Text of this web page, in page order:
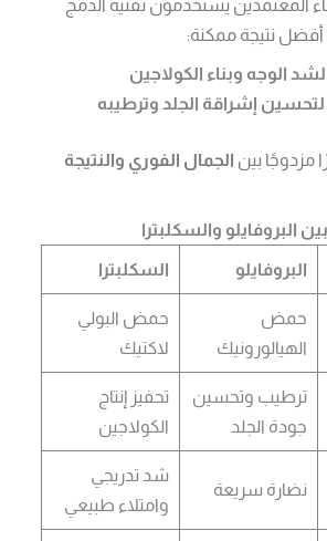
أفضل نتيجة ممكنة:
لشد الوجه وبناء الكولاجين
لتحسين إشراقة الجلد وترطيبه
مزدوجًا بين الجمال الفوري والنتيجة
البروفايلو السكلبترا
حمض
الهيالورونيك
حمض البولي
لاكتيك
ترطيب وتحسين
جودة الجلد
تحفيز إنتاج
الكولاجين
نضارة سريعة
شد تدريجي
وامتلاء طبيعي